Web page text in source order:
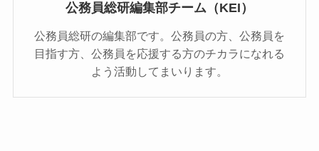
公務員総研編集部チーム（KEI）
公務員総研の編集部です。公務員の方、公務員を
目指す方、公務員を応援する方のチカラになれる
よう活動してまいります。